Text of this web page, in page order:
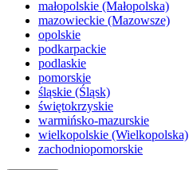
małopolskie (Małopolska)
mazowieckie (Mazowsze)
opolskie
podkarpackie
podlaskie
pomorskie
śląskie (Śląsk)
świętokrzyskie
warmińsko-mazurskie
wielkopolskie (Wielkopolska)
zachodniopomorskie